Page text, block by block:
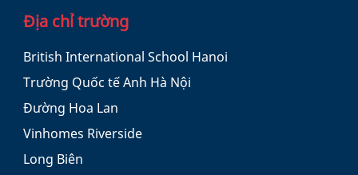
Địa chỉ trường
British International School Hanoi
Trường Quốc tế Anh Hà Nội
Đường Hoa Lan
Vinhomes Riverside
Long Biên